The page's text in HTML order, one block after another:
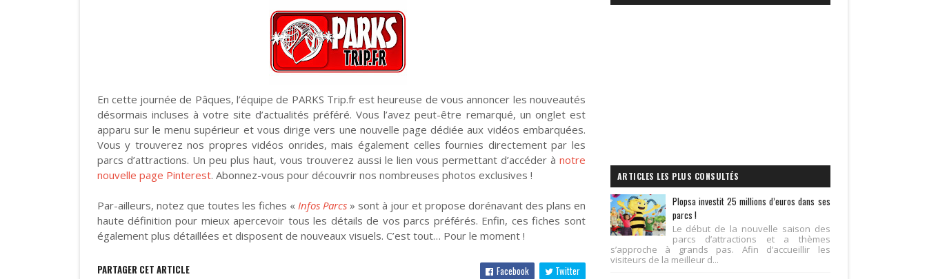
En cette journée de Pâques, l’équipe de PARKS Trip.fr est heureuse de vous annoncer les nouveautés
désormais incluses à votre site d’actualités préféré. Vous l’avez peut-être remarqué, un onglet est
apparu sur le menu supérieur et vous dirige vers une nouvelle page dédiée aux vidéos embarquées.
Vous y trouverez nos propres vidéos onrides, mais également celles fournies directement par les
parcs d’attractions. Un peu plus haut, vous trouverez aussi le lien vous permettant d’accéder à notre
nouvelle page Pinterest. Abonnez-vous pour découvrir nos nombreuses photos exclusives !
Par-ailleurs, notez que toutes les fiches « Infos Parcs» sont à jour et propose dorénavant des plans en
haute définition pour mieux apercevoir tous les détails de vos parcs préférés. Enfin, ces fiches sont
également plus détaillées et disposent de nouveaux visuels. C’est tout… Pour le moment !
PARTAGER CET ARTICLE Facebook Twitter
ARTICLES LES PLUS CONSULTÉS
Plopsa investit 25 millions d’euros dans ses
parcs !
Le début de la nouvelle saison des
parcs d’attractions et a thèmes
s’approche à grands pas. Afin d’accueillir les
visiteurs de la meilleur d...